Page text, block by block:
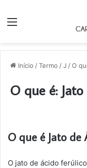
Início /Termo /J /O
O que é:
O que é Jato de
O jato de ácido